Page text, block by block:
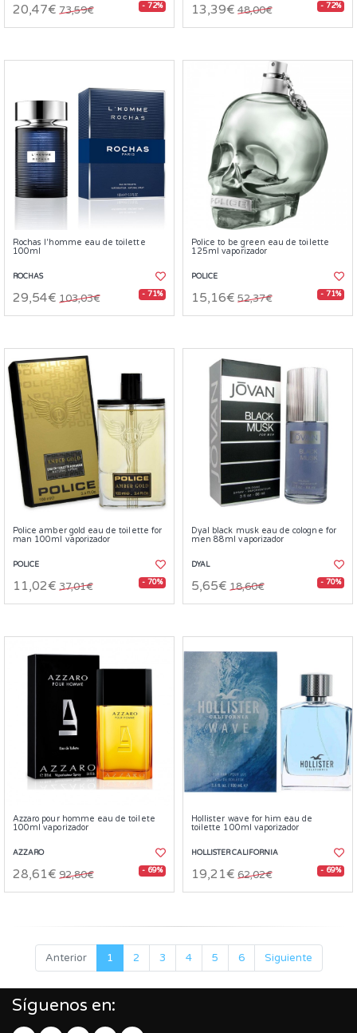
20,47€ 73,59€ - 72% 13,39€ 48,00€ - 72%
Rochas l'homme eau de toilette
100ml
ROCHAS
29,54€ 103,03€ - 71%
Police to be green eau de toilette
125ml vaporizador
POLICE
15,16€ 52,37€ - 71%
Police amber gold eau de toilette for
man 100ml vaporizador
POLICE
11,02€ 37,01€ - 70%
Dyal black musk eau de cologne for
men 88ml vaporizador
DYAL
5,65€ 18,60€ - 70%
Azzaro pour homme eau de toilete
100ml vaporizador
AZZARO
28,61€ 92,80€ - 69%
Hollister wave for him eau de
toilette 100ml vaporizador
HOLLISTER CALIFORNIA
19,21€ 62,02€ - 69%
Anterior 1 2 3 4 5 6 Siguiente
Síguenos en: